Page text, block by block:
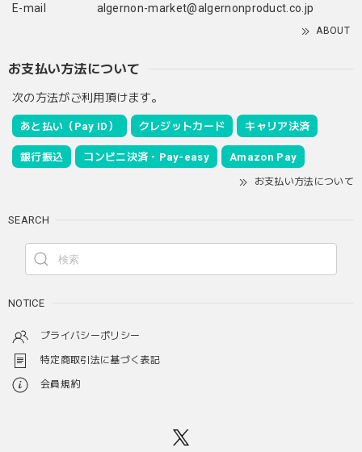
E-mail
algernon-market@algernonproduct.co.jp
ABOUT
お支払い方法について
次の方法がご利用頂けます。
あと払い（Pay ID） クレジットカード キャリア決済
銀行振込 コンビニ決済・Pay-easy Amazon Pay
お支払い方法について
SEARCH
NOTICE
プライバシーポリシー
特定商取引法に基づく表記
会員規約